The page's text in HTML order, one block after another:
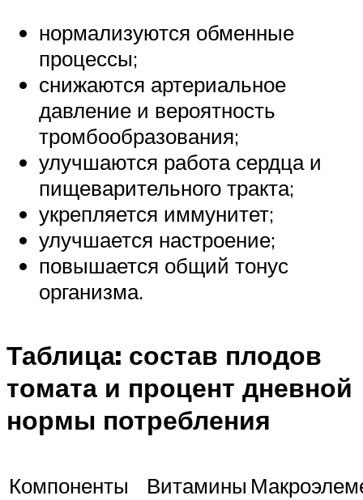
нормализуются обменные
процессы;
снижаются артериальное
давление и вероятность
тромбообразования;
улучшаются работа сердца и
пищеварительного тракта;
укрепляется иммунитет;
улучшается настроение;
повышается общий тонус
организма.
Таблица: состав плодов
томата и процент дневной
нормы потребления
Компоненты Витамины